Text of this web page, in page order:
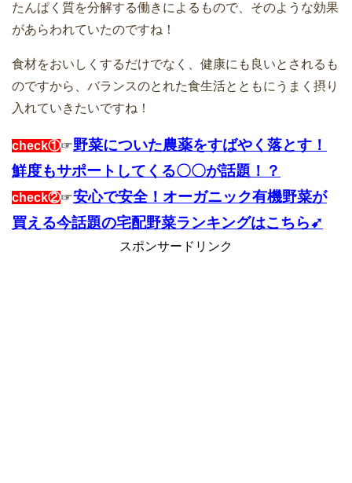
たんぱく質を分解する働きによるもので、そのような効果
があらわれていたのですね！
食材をおいしくするだけでなく、健康にも良いとされるも
のですから、バランスのとれた食生活とともにうまく摂り
入れていきたいですね！
check①☞野菜についた農薬をすばやく落とす！
鮮度もサポートしてくる〇〇が話題！？
check②☞安心で安全！オーガニック有機野菜が
買える今話題の宅配野菜ランキングはこちら➹
スポンサードリンク